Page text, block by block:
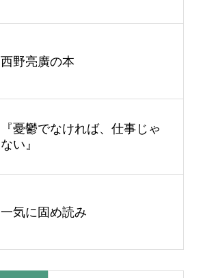
西野亮廣の本
『憂鬱でなければ、仕事じゃ
ない』
一気に固め読み